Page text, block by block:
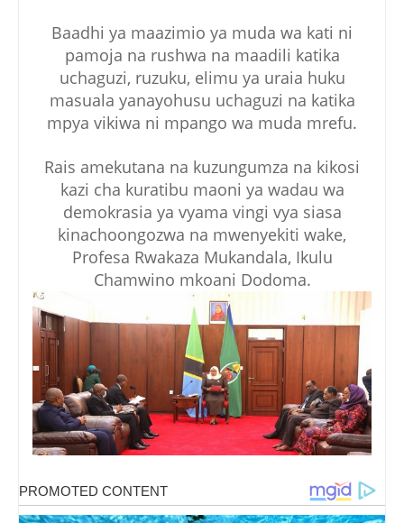
Baadhi ya maazimio ya muda wa kati ni
pamoja na rushwa na maadili katika
uchaguzi, ruzuku, elimu ya uraia huku
masuala yanayohusu uchaguzi na katika
mpya vikiwa ni mpango wa muda mrefu.
Rais amekutana na kuzungumza na kikosi
kazi cha kuratibu maoni ya wadau wa
demokrasia ya vyama vingi vya siasa
kinachoongozwa na mwenyekiti wake,
Profesa Rwakaza Mukandala, Ikulu
Chamwino mkoani Dodoma.